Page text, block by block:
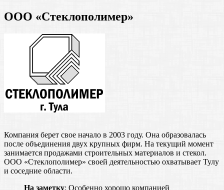
ООО «Стеклополимер»
Компания берет свое начало в 2003 году. Она образовалась
после объединения двух крупных фирм. На текущий момент
занимается продажами строительных материалов и стекол.
ООО «Стеклополимер» своей деятельностью охватывает Тулу
и соседние области.
На заметку: Особенно хорошо компанией